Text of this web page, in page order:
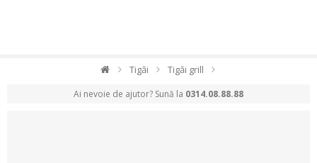
Tigăi Tigăi grill
Ai nevoie de ajutor? Sună la 0314.08.88.88